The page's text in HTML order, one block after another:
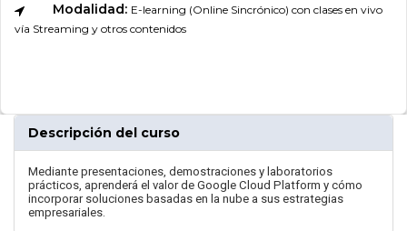
Modalidad: E-learning (Online Sincrónico) con clases en vivo
vía Streaming y otros contenidos
Descripción del curso
Mediante presentaciones, demostraciones y laboratorios
prácticos, aprenderá el valor de Google Cloud Platform y cómo
incorporar soluciones basadas en la nube a sus estrategias
empresariales.